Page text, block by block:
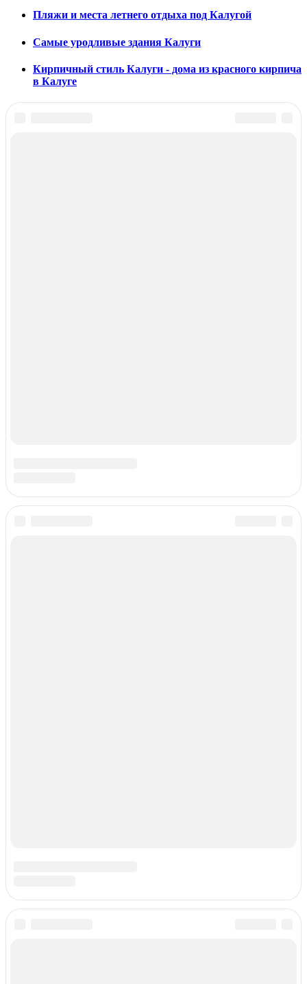
Пляжи и места летнего отдыха под Калугой
Самые уродливые здания Калуги
Кирпичный стиль Калуги - дома из красного кирпича
в Калуге